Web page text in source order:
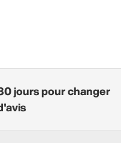
jours pour changer